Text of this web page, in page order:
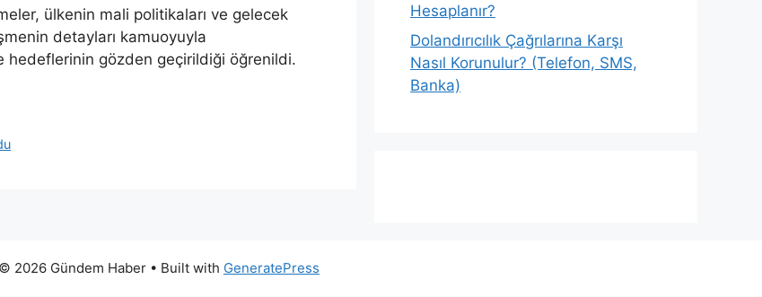
ülkenin mali politikaları ve gelecek
detayları kamuoyuyla
hedeflerinin gözden geçirildiği öğrenildi.
Hesaplanır?
Dolandırıcılık Çağrılarına Karşı
Nasıl Korunulur? (Telefon, SMS,
Banka)
© 2026 Gündem Haber • Built with GeneratePress